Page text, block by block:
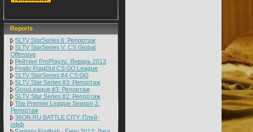
Reports
SLTV StarSeries 6: Репортаж
SLTV StarSeries V: CS Global
Offensive
Рейтинг ProPlay.ru: Январь 2013
Fnatic FragOut CS:GO League
SLTV StarSeries #4 CS:GO
SLTV Star Series #3: Репортаж
GosuLeague #3: Репортаж
SLTV Star Series #2: Репортаж
The Premier League Season 2:
Репортаж
36ON.RU BATTLE CITY: Плей-
офф